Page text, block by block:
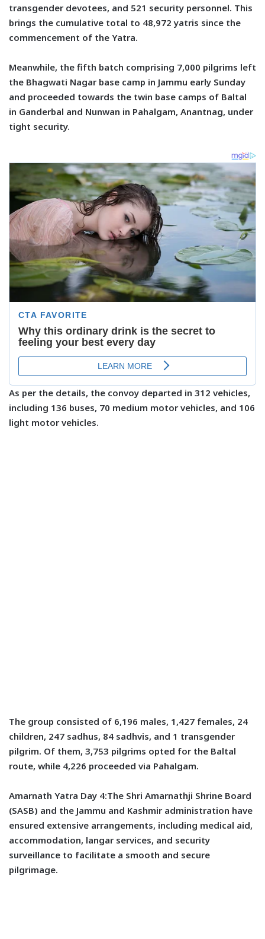
transgender devotees, and 521 security personnel. This
brings the cumulative total to 48,972 yatris since the
commencement of the Yatra.
Meanwhile, the fifth batch comprising 7,000 pilgrims left
the Bhagwati Nagar base camp in Jammu early Sunday
and proceeded towards the twin base camps of Baltal
in Ganderbal and Nunwan in Pahalgam, Anantnag, under
tight security.
As per the details, the convoy departed in 312 vehicles,
including 136 buses, 70 medium motor vehicles, and 106
light motor vehicles.
The group consisted of 6,196 males, 1,427 females, 24
children, 247 sadhus, 84 sadhvis, and 1 transgender
pilgrim. Of them, 3,753 pilgrims opted for the Baltal
route, while 4,226 proceeded via Pahalgam.
Amarnath Yatra Day 4:The Shri Amarnathji Shrine Board
(SASB) and the Jammu and Kashmir administration have
ensured extensive arrangements, including medical aid,
accommodation, langar services, and security
surveillance to facilitate a smooth and secure
pilgrimage.